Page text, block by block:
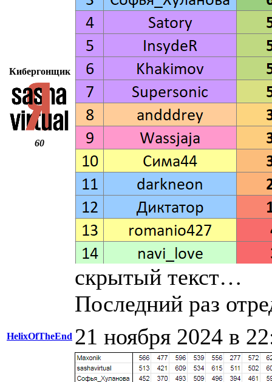
Кибергонщик
60
скрытый текст…
Последний раз
HelixOfTheEnd 21 ноября 2024 в